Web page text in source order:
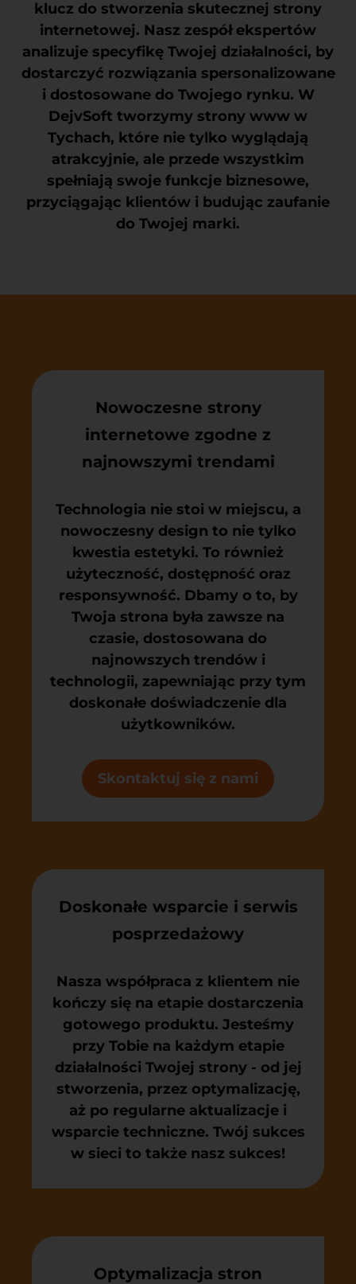
klucz do stworzenia skutecznej strony
internetowej. Nasz zespół ekspertów
analizuje specyfikę Twojej działalności, by
dostarczyć rozwiązania spersonalizowane
i dostosowane do Twojego rynku. W
DejvSoft tworzymy strony www w
Tychach, które nie tylko wyglądają
atrakcyjnie, ale przede wszystkim
spełniają swoje funkcje biznesowe,
przyciągając klientów i budując zaufanie
do Twojej marki.
Nowoczesne strony
internetowe zgodne z
najnowszymi trendami
Technologia nie stoi w miejscu, a
nowoczesny design to nie tylko
kwestia estetyki. To również
użyteczność, dostępność oraz
responsywność. Dbamy o to, by
Twoja strona była zawsze na
czasie, dostosowana do
najnowszych trendów i
technologii, zapewniając przy tym
doskonałe doświadczenie dla
użytkowników.
Skontaktuj się z nami
Doskonałe wsparcie i serwis
posprzedażowy
Nasza współpraca z klientem nie
kończy się na etapie dostarczenia
gotowego produktu. Jesteśmy
przy Tobie na każdym etapie
działalności Twojej strony - od jej
stworzenia, przez optymalizację,
aż po regularne aktualizacje i
wsparcie techniczne. Twój sukces
w sieci to także nasz sukces!
Optymalizacja stron